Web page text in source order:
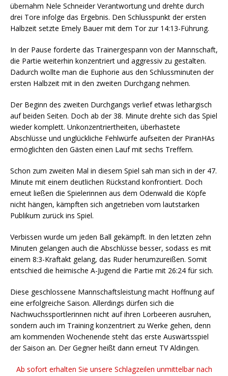
übernahm Nele Schneider Verantwortung und drehte durch
drei Tore infolge das Ergebnis. Den Schlusspunkt der ersten
Halbzeit setzte Emely Bauer mit dem Tor zur 14:13-Führung.
In der Pause forderte das Trainergespann von der Mannschaft,
die Partie weiterhin konzentriert und aggressiv zu gestalten.
Dadurch wollte man die Euphorie aus den Schlussminuten der
ersten Halbzeit mit in den zweiten Durchgang nehmen.
Der Beginn des zweiten Durchgangs verlief etwas lethargisch
auf beiden Seiten. Doch ab der 38. Minute drehte sich das Spiel
wieder komplett. Unkonzentriertheiten, überhastete
Abschlüsse und unglückliche Fehlwürfe aufseiten der PiranHAs
ermöglichten den Gästen einen Lauf mit sechs Treffern.
Schon zum zweiten Mal in diesem Spiel sah man sich in der 47.
Minute mit einem deutlichen Rückstand konfrontiert. Doch
erneut ließen die Spielerinnen aus dem Odenwald die Köpfe
nicht hängen, kämpften sich angetrieben vom lautstarken
Publikum zurück ins Spiel.
Verbissen wurde um jeden Ball gekämpft. In den letzten zehn
Minuten gelangen auch die Abschlüsse besser, sodass es mit
einem 8:3-Kraftakt gelang, das Ruder herumzureißen. Somit
entschied die heimische A-Jugend die Partie mit 26:24 für sich.
Diese geschlossene Mannschaftsleistung macht Hoffnung auf
eine erfolgreiche Saison. Allerdings dürfen sich die
Nachwuchssportlerinnen nicht auf ihren Lorbeeren ausruhen,
sondern auch im Training konzentriert zu Werke gehen, denn
am kommenden Wochenende steht das erste Auswärtsspiel
der Saison an. Der Gegner heißt dann erneut TV Aldingen.
Ab sofort erhalten Sie unsere Schlagzeilen unmittelbar nach